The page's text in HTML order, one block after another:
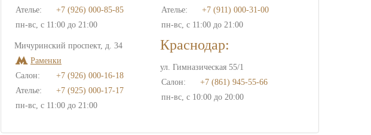
Ателье:
+7 (926) 000-85-85
пн-вс, с 11:00 до 21:00
Ателье:
+7 (911) 000-31-00
пн-вс, с 11:00 до 21:00
Мичуринский проспект, д. 34
Раменки
Салон:
+7 (926) 000-16-18
Ателье:
+7 (925) 000-17-17
пн-вс, с 11:00 до 21:00
Краснодар:
ул. Гимназическая 55/1
Салон:
+7 (861) 945-55-66
пн-вс, с 10:00 до 20:00